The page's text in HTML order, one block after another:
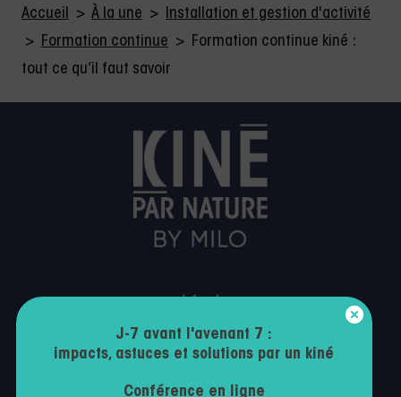
Accueil > À la une > Installation et gestion d'activité
> Formation continue > Formation continue kiné :
tout ce qu’il faut savoir
Mentions légales
J-7 avant l'avenant 7 :
impacts, astuces et solutions par un kiné
Conférence en ligne